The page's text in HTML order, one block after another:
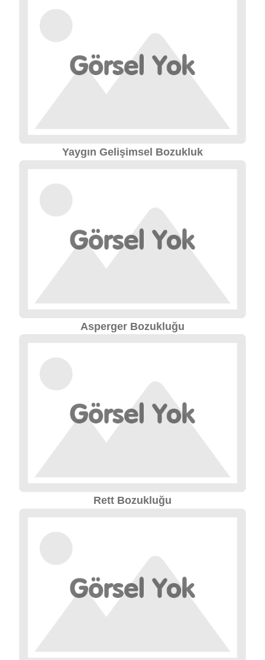
Yaygın Gelişimsel Bozukluk
Asperger Bozukluğu
Rett Bozukluğu